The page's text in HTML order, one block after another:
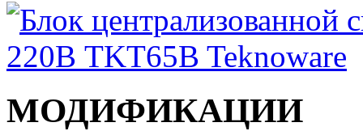
МОДИФИКАЦИИ